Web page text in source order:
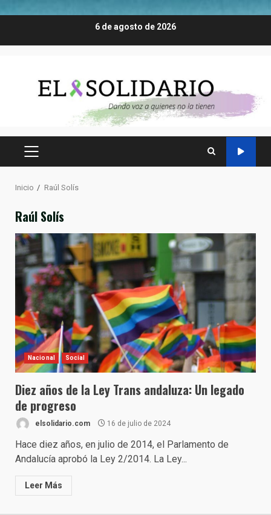
6 de agosto de 2026
MENÚ
Inicio Raúl Solís
Raúl Solís
Nacional Social
Diez años de la Ley Trans andaluza: Un legado
de progreso
elsolidario.com 16 de julio de 2024
Hace diez años, en julio de 2014, el Parlamento de
Andalucía aprobó la Ley 2/2014. La Ley...
Leer Más